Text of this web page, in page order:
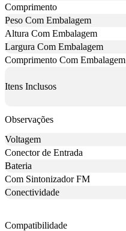
Comprimento
Peso Com Embalagem
Altura Com Embalagem
Largura Com Embalagem
Comprimento Com Embalagem
Itens Inclusos
Observações
Voltagem
Conector de Entrada
Bateria
Com Sintonizador FM
Conectividade
Compatibilidade